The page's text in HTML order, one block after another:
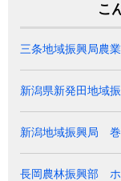
こ
三条地域振興局農
新潟県新発田地域
新潟地域振興局 巻
長岡農林振興部 ホ